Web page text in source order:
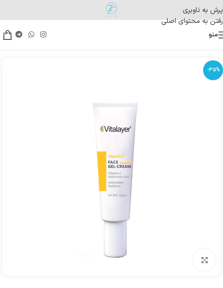
پرش به ناوبری
رفتن به محتوای اصلی
منو
-35%